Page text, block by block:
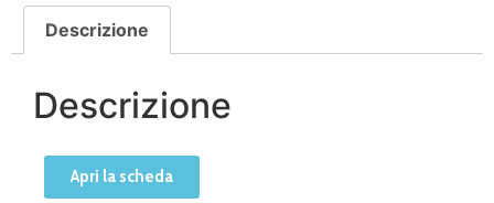
Descrizione
Descrizione
Apri la scheda